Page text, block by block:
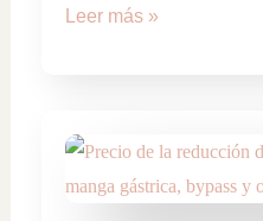
Leer más »